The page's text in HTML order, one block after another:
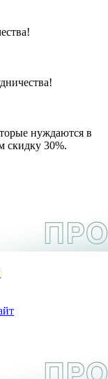
нуждаются в
скидку 30%.